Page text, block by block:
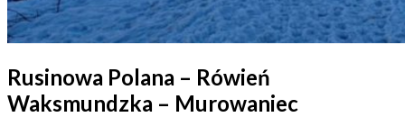
Rusinowa Polana – Rówień
Waksmundzka – Murowaniec